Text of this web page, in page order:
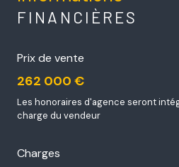
FINANCIÈRES
Prix de vente
262 000 €
Les honoraires d'agence seront
charge du vendeur
Charges